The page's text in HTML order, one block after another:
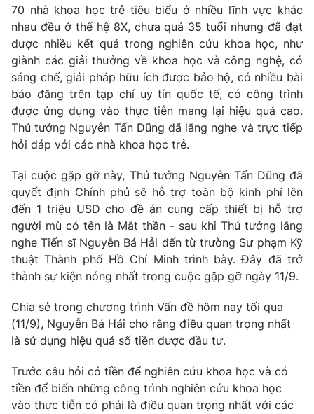
Hậu trường
Nhân vật
Khán giả
Giải sao mai
Điện ảnh
Âm nhạc
Sao
Đời sống
Du lịch
Làm đẹp
Chất lượng cuộc sống
Giáo dục
Tuyển sinh
Học trực tuyến
Công nghệ
Hitech Công nghệ tương lai
Sản phẩm
Thị trường
Tư vấn
Giao lưu trực tuyến
Lịch phát sóng
Chuyên mục khác
Emagazine Podcast
Photo Infographic
VTV Money VTV Thể thao
70 nhà khoa học trẻ tiêu biểu ở nhiều lĩnh vực khác
nhau đều ở thế hệ 8X, chưa quá 35 tuổi nhưng đã đạt
được nhiều kết quả trong nghiên cứu khoa học, như
giành các giải thưởng về khoa học và công nghệ, có
sáng chế, giải pháp hữu ích được bảo hộ, có nhiều bài
báo đăng trên tạp chí uy tín quốc tế, có công trình
được ứng dụng vào thực tiễn mang lại hiệu quả cao.
Thủ tướng Nguyễn Tấn Dũng đã lắng nghe và trực tiếp
hỏi đáp với các nhà khoa học trẻ.
Tại cuộc gặp gỡ này, Thủ tướng Nguyễn Tấn Dũng đã
quyết định Chính phủ sẽ hỗ trợ toàn bộ kinh phí lên
đến 1 triệu USD cho đề án cung cấp thiết bị hỗ trợ
người mù có tên là Mắt thần - sau khi Thủ tướng lắng
nghe Tiến sĩ Nguyễn Bá Hải đến từ trường Sư phạm Kỹ
thuật Thành phố Hồ Chí Minh trình bày. Đây đã trở
thành sự kiện nóng nhất trong cuộc gặp gỡ ngày 11/9.
Chia sẻ trong chương trình Vấn đề hôm nay tối qua
(11/9), Nguyễn Bá Hải cho rằng điều quan trọng nhất
là sử dụng hiệu quả số tiền được đầu tư.
Trước câu hỏi có tiền để nghiên cứu khoa học và có
tiền để biến những công trình nghiên cứu khoa học
vào thực tiễn có phải là điều quan trọng nhất với các